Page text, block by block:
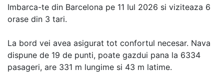
Imbarca-te din Barcelona pe 11 Iul 2026 si viziteaza 6
orase din 3 tari.
La bord vei avea asigurat tot confortul necesar. Nava
dispune de 19 de punti, poate gazdui pana la 6334
pasageri, are 331 m lungime si 43 m latime.